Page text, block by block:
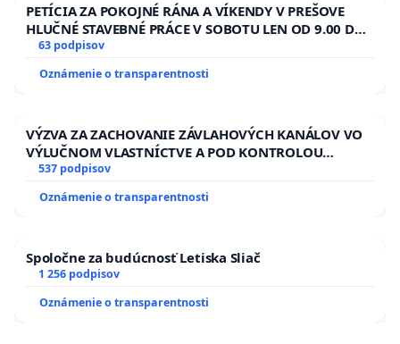
PETÍCIA ZA POKOJNÉ RÁNA A VÍKENDY V PREŠOVE
HLUČNÉ STAVEBNÉ PRÁCE V SOBOTU LEN OD 9.00 DO
13.00 HOD., CEZ PRACOVNÝ TÝŽDEŇ CIEĽ 8.00 – 18.00
ĎUMBIERSKEJ/MAGU
63 podpisov
Oznámenie o transparentnosti
VÝZVA ZA ZACHOVANIE ZÁVLAHOVÝCH KANÁLOV VO
VÝLUČNOM VLASTNÍCTVE A POD KONTROLOU
SLOVENSKEJ REPUBLIKY & žiadosť na riešenie
kanálov na Slovensku
537 podpisov
Oznámenie o transparentnosti
Spoločne za budúcnosť Letiska Sliač
1 256 podpisov
Oznámenie o transparentnosti